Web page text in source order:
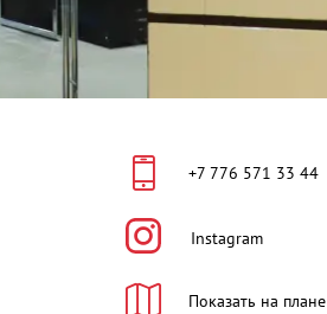
+7 776 571 33 44
Instagram
Показать на плане